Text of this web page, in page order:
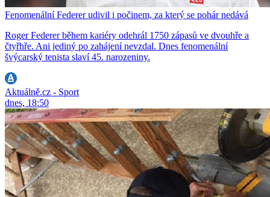
Fenomenální Federer udivil i počinem, za který se pohár nedává
Roger Federer během kariéry odehrál 1750 zápasů ve dvouhře a
čtyřhře. Ani jediný po zahájení nevzdal. Dnes fenomenální
švýcarský tenista slaví 45. narozeniny.
Aktuálně.cz - Sport
dnes, 18:50